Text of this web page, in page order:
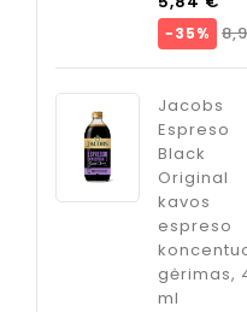
−35%
Jacobs
Espreso
Black
Original
kavos
espreso
gėrimas,
ml